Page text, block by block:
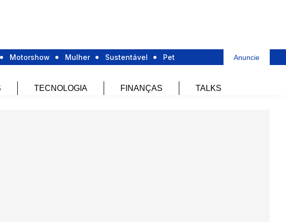
Motorshow Mulher Sustentável Pet Anuncie
TECNOLOGIA FINANÇAS TALKS